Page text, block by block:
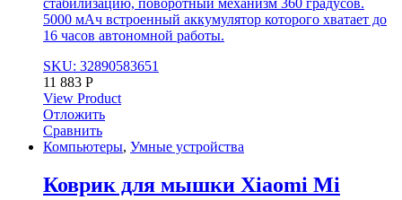
стабилизацию, поворотный механизм 360 градусов.
5000 мАч встроенный аккумулятор которого хватает до
16 часов автономной работы.
SKU: 32890583651
11 883 Р
View Product
Отложить
Сравнить
Компьютеры, Умные устройства
Коврик для мышки Xiaomi Mi